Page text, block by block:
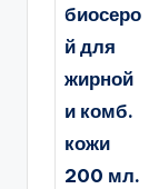
биосеро
й для
жирной
и комб.
кожи
200 мл.